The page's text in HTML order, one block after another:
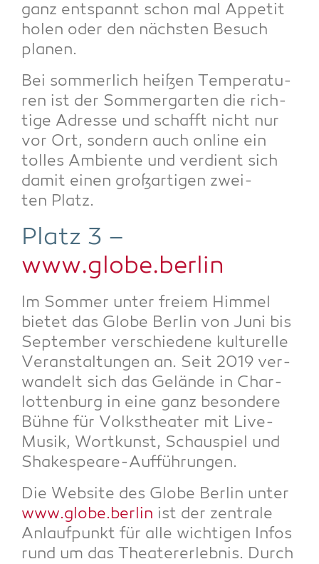
ganz ent­spannt schon mal Appe­tit
holen oder den nächs­ten Besuch
planen.
Bei som­mer­lich hei­ßen Tem­pe­ra­tu­
ren ist der Som­mer­gar­ten die rich­
ti­ge Adres­se und schafft nicht nur
vor Ort, son­dern auch online ein
tol­les Ambi­en­te und ver­dient sich
damit einen groß­ar­ti­gen zwei­
ten Platz.
Platz 3 –
www.globe.berlin
Im Som­mer unter frei­em Him­mel
bie­tet das Glo­be Ber­lin von Juni bis
Sep­tem­ber ver­schie­de­ne kul­tu­rel­le
Ver­an­stal­tun­gen an. Seit 2019 ver­
wan­delt sich das Gelän­de in Char­
lot­ten­burg in eine ganz beson­de­re
Büh­ne für Volks­thea­ter mit Live-
Musik, Wort­kunst, Schau­spiel und
Shakespeare-Aufführungen.
Die Web­site des Glo­be Ber­lin unter
www.globe.berlin ist der zen­tra­le
Anlauf­punkt für alle wich­ti­gen Infos
rund um das Thea­ter­er­leb­nis. Durch